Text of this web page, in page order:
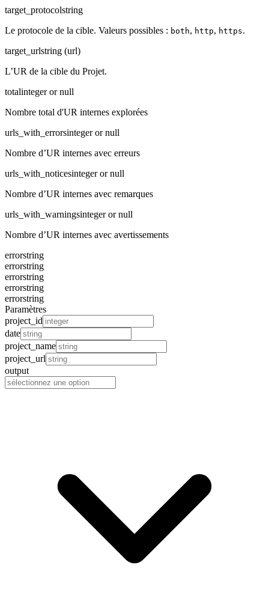
target_protocolstring
Le protocole de la cible. Valeurs possibles : both, http, https.
target_urlstring (url)
L’UR de la cible du Projet.
totalinteger or null
Nombre total d'UR internes explorées
urls_with_errorsinteger or null
Nombre d’UR internes avec erreurs
urls_with_noticesinteger or null
Nombre d’UR internes avec remarques
urls_with_warningsinteger or null
Nombre d’UR internes avec avertissements
errorstring
errorstring
errorstring
errorstring
errorstring
Paramètres
project_id
date
project_name
project_url
output